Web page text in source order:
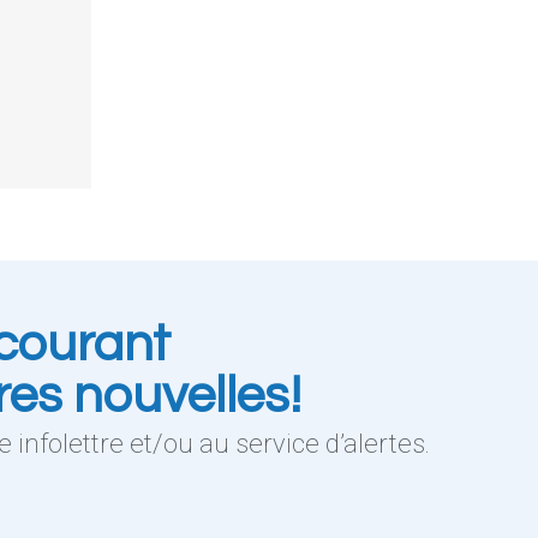
nouvelles!
infolettre et/ou au service d’alertes.